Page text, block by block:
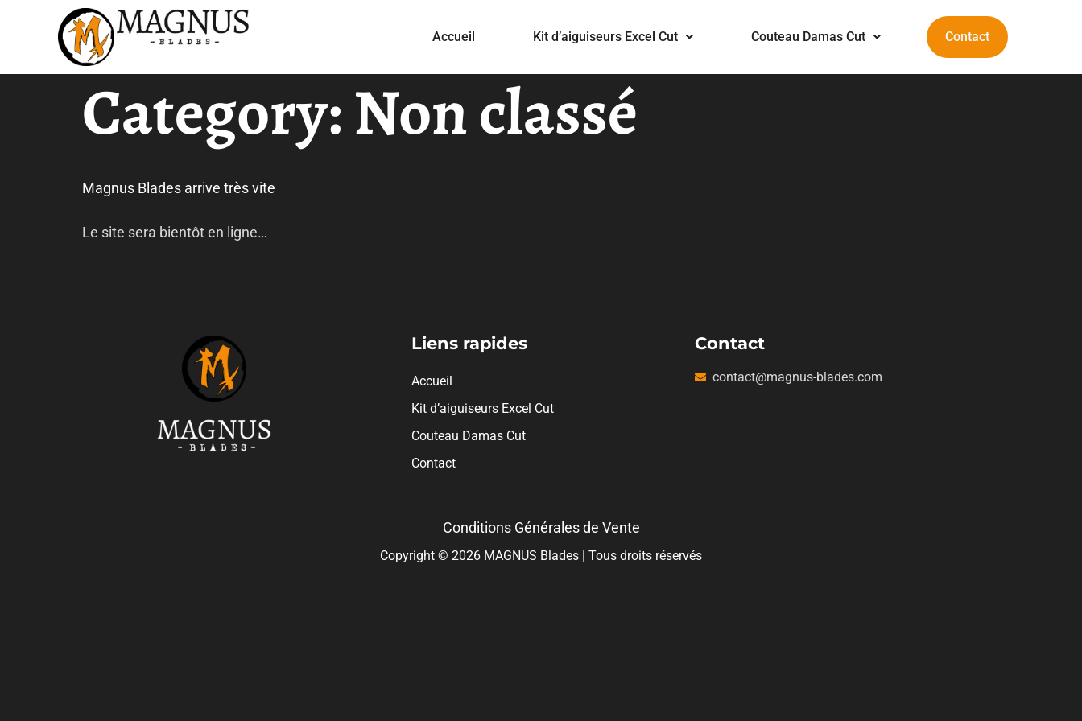
Accueil Kit d’aiguiseurs Excel Cut Couteau Damas Cut Contact
Category:Non classé
Magnus Blades arrive très vite
Le site sera bientôt en ligne…
Liens rapides
Accueil
Kit d’aiguiseurs Excel Cut
Couteau Damas Cut
Contact
Contact
contact@magnus-blades.com
Conditions Générales de Vente
Copyright © 2026 MAGNUS Blades | Tous droits réservés